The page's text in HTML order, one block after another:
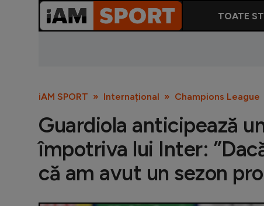
TOATE
iAM SPORT Internațional Champions League
Guardiola anticipează
împotriva lui Inter:
că am avut un sezon